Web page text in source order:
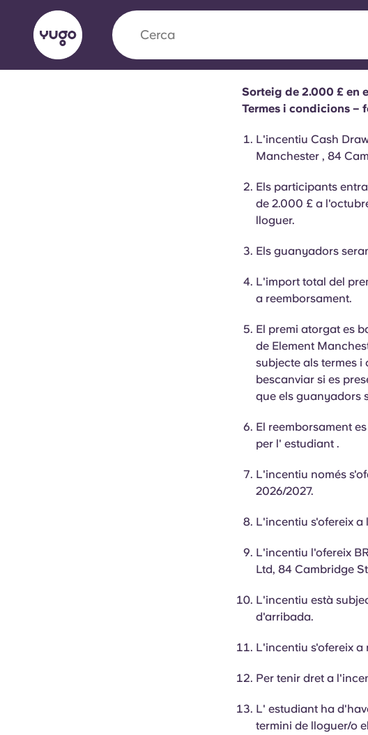
Cerca
Yugo x VCARB: Impulsant una nova
innovació, l'ambició i els moments inoblidables per als
English (US) Chinese
Sorteig de 2.000 £ en
Termes i condicions –
L'incentiu Cash
Manchester , 84
Els participants
de 2.000 £ a
lloguer.
Els guanyadors
L'import total del
a reemborsament.
El premi atorgat es
de Element
subjecte als termes
bescanviar si es
que els guanyadors
El reemborsament
per l' estudiant .
L'incentiu només
2026/2027.
L'incentiu s'ofereix a
L'incentiu l'ofereix
Ltd, 84 Cambridge
L'incentiu està
d'arribada.
L'incentiu s'ofereix a
Per tenir dret a
L' estudiant ha
termini de lloguer/o